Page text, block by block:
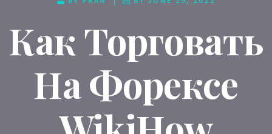
Как Торговать
На Форексе